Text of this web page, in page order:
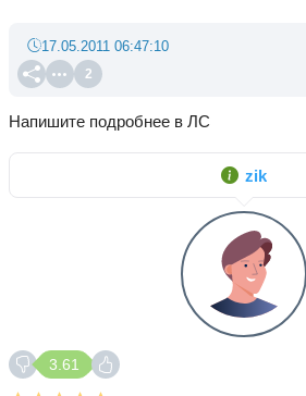
2
17.05.2011 06:47:10
Напишите подробнее в ЛС
zik
3.61